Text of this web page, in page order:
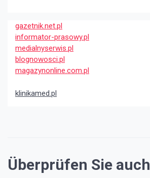
gazetnik.net.pl
informator-prasowy.pl
medialnyserwis.pl
blognowosci.pl
magazynonline.com.pl
klinikamed.pl
Überprüfen Sie auch